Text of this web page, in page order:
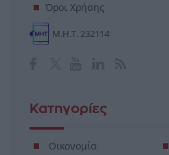
Όροι Χρήσης
Μ.Η.Τ. 232114
Κατηγορίες
Οικονομία